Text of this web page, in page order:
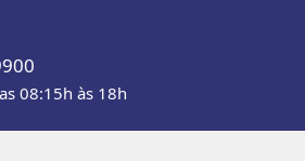
08:15h às 18h